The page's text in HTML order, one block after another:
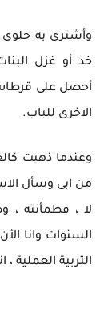
وأشترى به حلوى
خد أو غزل
أحصل على قرطاس
الاخرى للباب.
وعندما ذهبت
من ابى وسأل
لا ، فطمأنته
السنوات وانا
التربية العملية ،